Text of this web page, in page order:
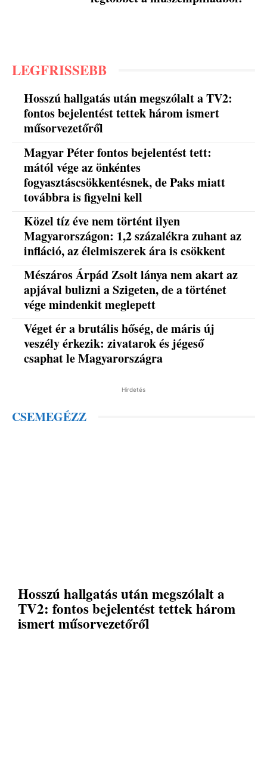
LEGFRISSEBB
Hosszú hallgatás után megszólalt a TV2:
fontos bejelentést tettek három ismert
műsorvezetőről
Magyar Péter fontos bejelentést tett:
mától vége az önkéntes
fogyasztáscsökkentésnek, de Paks miatt
továbbra is figyelni kell
Közel tíz éve nem történt ilyen
Magyarországon: 1,2 százalékra zuhant az
infláció, az élelmiszerek ára is csökkent
Mészáros Árpád Zsolt lánya nem akart az
apjával bulizni a Szigeten, de a történet
vége mindenkit meglepett
Véget ér a brutális hőség, de máris új
veszély érkezik: zivatarok és jégeső
csaphat le Magyarországra
Hirdetés
CSEMEGÉZZ
Hosszú hallgatás után megszólalt a
TV2: fontos bejelentést tettek három
ismert műsorvezetőről